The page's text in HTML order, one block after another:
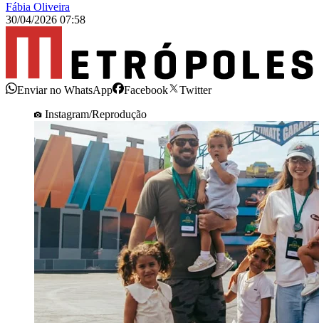
Fábia Oliveira
30/04/2026 07:58
Enviar no WhatsApp Facebook
Twitter
Instagram/Reprodução